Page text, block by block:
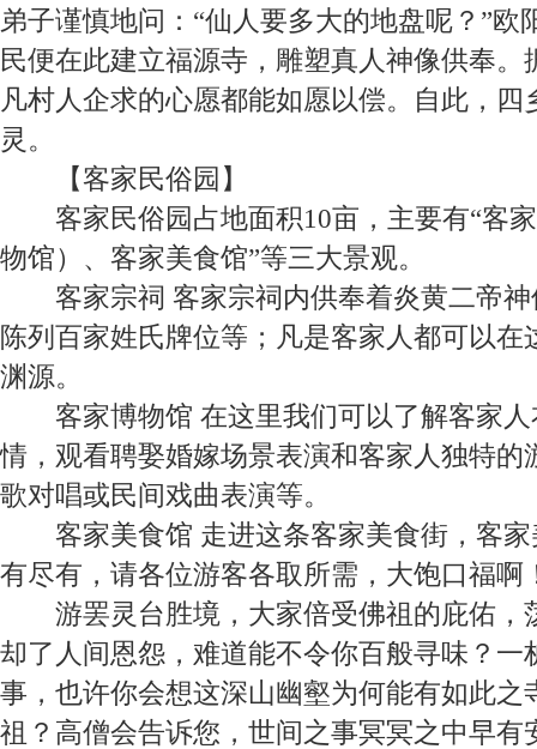
弟子谨慎地问：“仙人要多大的地盘呢？”欧
民便在此建立福源寺，雕塑真人神像供奉。
凡村人企求的心愿都能如愿以偿。自此，四
灵。
【客家民俗园】
客家民俗园占地面积10亩，主要有“客
物馆）、客家美食馆”等三大景观。
客家宗祠 客家宗祠内供奉着炎黄二帝
陈列百家姓氏牌位等；凡是客家人都可以在
渊源。
客家博物馆 在这里我们可以了解客家
情，观看聘娶婚嫁场景表演和客家人独特的
歌对唱或民间戏曲表演等。
客家美食馆 走进这条客家美食街，客
有尽有，请各位游客各取所需，大饱口福啊
游罢灵台胜境，大家倍受佛祖的庇佑，
却了人间恩怨，难道能不令你百般寻味？一
事，也许你会想这深山幽壑为何能有如此之
祖？高僧会告诉您，世间之事冥冥之中早有